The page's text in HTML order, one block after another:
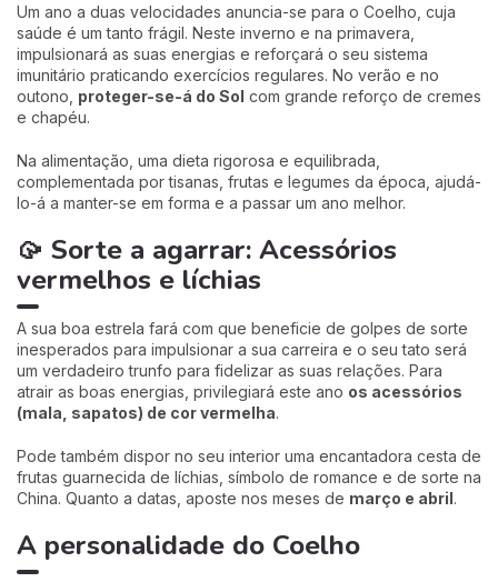
Um ano a duas velocidades anuncia-se para o Coelho, cuja
saúde é um tanto frágil. Neste inverno e na primavera,
impulsionará as suas energias e reforçará o seu sistema
imunitário praticando exercícios regulares. No verão e no
outono, proteger-se-á do Sol com grande reforço de cremes
e chapéu.
Na alimentação, uma dieta rigorosa e equilibrada,
complementada por tisanas, frutas e legumes da época, ajudá-
lo-á a manter-se em forma e a passar um ano melhor.
🥠 Sorte a agarrar: Acessórios
vermelhos e líchias
A sua boa estrela fará com que beneficie de golpes de sorte
inesperados para impulsionar a sua carreira e o seu tato será
um verdadeiro trunfo para fidelizar as suas relações. Para
atrair as boas energias, privilegiará este ano os acessórios
(mala, sapatos) de cor vermelha.
Pode também dispor no seu interior uma encantadora cesta de
frutas guarnecida de líchias, símbolo de romance e de sorte na
China. Quanto a datas, aposte nos meses de março e abril.
A personalidade do Coelho